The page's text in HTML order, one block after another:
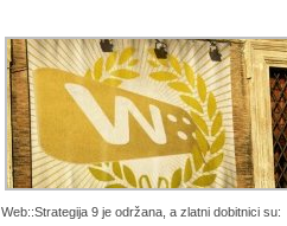
Web::Strategija 9 je održana, a zlatni dobitnici su: